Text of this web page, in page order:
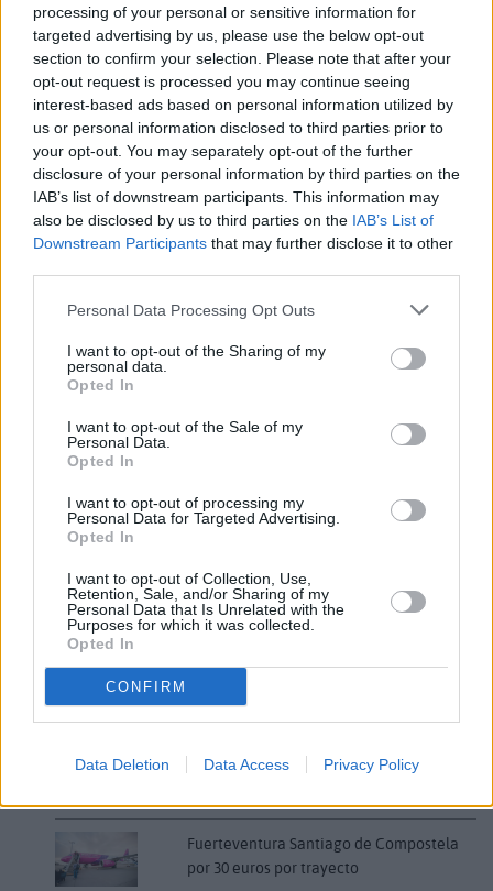
processing of your personal or sensitive information for
targeted advertising by us, please use the below opt-out
section to confirm your selection. Please note that after your
opt-out request is processed you may continue seeing
interest-based ads based on personal information utilized by
us or personal information disclosed to third parties prior to
your opt-out. You may separately opt-out of the further
disclosure of your personal information by third parties on the
IAB’s list of downstream participants. This information may
also be disclosed by us to third parties on the IAB’s List of
Downstream Participants that may further disclose it to other
Personal Data Processing Opt Outs
I want to opt-out of the Sharing of my
personal data.
Opted In
I want to opt-out of the Sale of my
Personal Data.
Opted In
I want to opt-out of processing my
Personal Data for Targeted Advertising.
Opted In
I want to opt-out of Collection, Use,
Retention, Sale, and/or Sharing of my
Personal Data that Is Unrelated with the
Purposes for which it was collected.
Opted In
CONFIRM
Data Deletion Data Access Privacy Policy
por puerta, en cualquier momento, nos vamos a
encontrar con muchas sorpresas”.
Vázquez Taín y el gerente de Progesdatos,
Santiago Nieto Rodríguez, abordaron las
novedades del Reglamento General de Protección
de Datos (RGPD) respecto a la Ley Orgánica de
Protección de Datos de Carácter Personal, y
incumplimiento. La charla, que concluyó con un
debate coloquio entre los ponentes y los asistentes,
está organizada por Progesdatos; empresa
especializada constituida hace una década y
cuenta con un total de nueve delegaciones,
Comentarios (0)
LO MÁS LEÍDO
¿EN QUÉ MOMENTO DEJAMOS DE SER
HUMANOS?. Por Maite de Vera Cabrera
Fuerteventura Santiago de Compostela
por 30 euros por trayecto